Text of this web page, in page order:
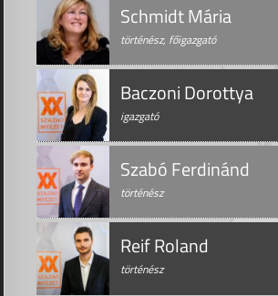
Schmidt Mária
történész, főigazgató
Baczoni Dorottya
igazgató
Szabó Ferdinánd
történész
Reif Roland
történész